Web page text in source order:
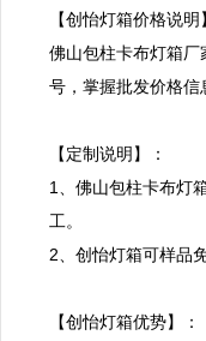
【创怡灯箱价格说明
佛山包柱卡布灯箱
号，掌握批发价格信
【定制说明】：
1、佛山包柱卡布灯
工。
2、创怡灯箱可样品
【创怡灯箱优势】：